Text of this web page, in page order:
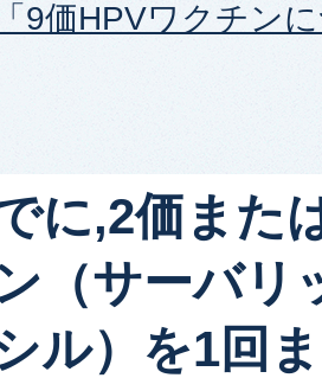
9価HPVワクチン
に,2価また
（サーバリ
ル）を1回